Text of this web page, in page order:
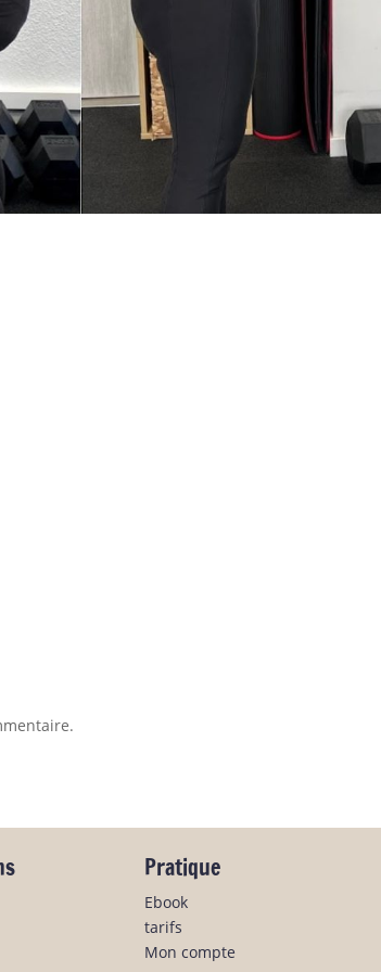
Pratique
Ebook
tarifs
Mon compte